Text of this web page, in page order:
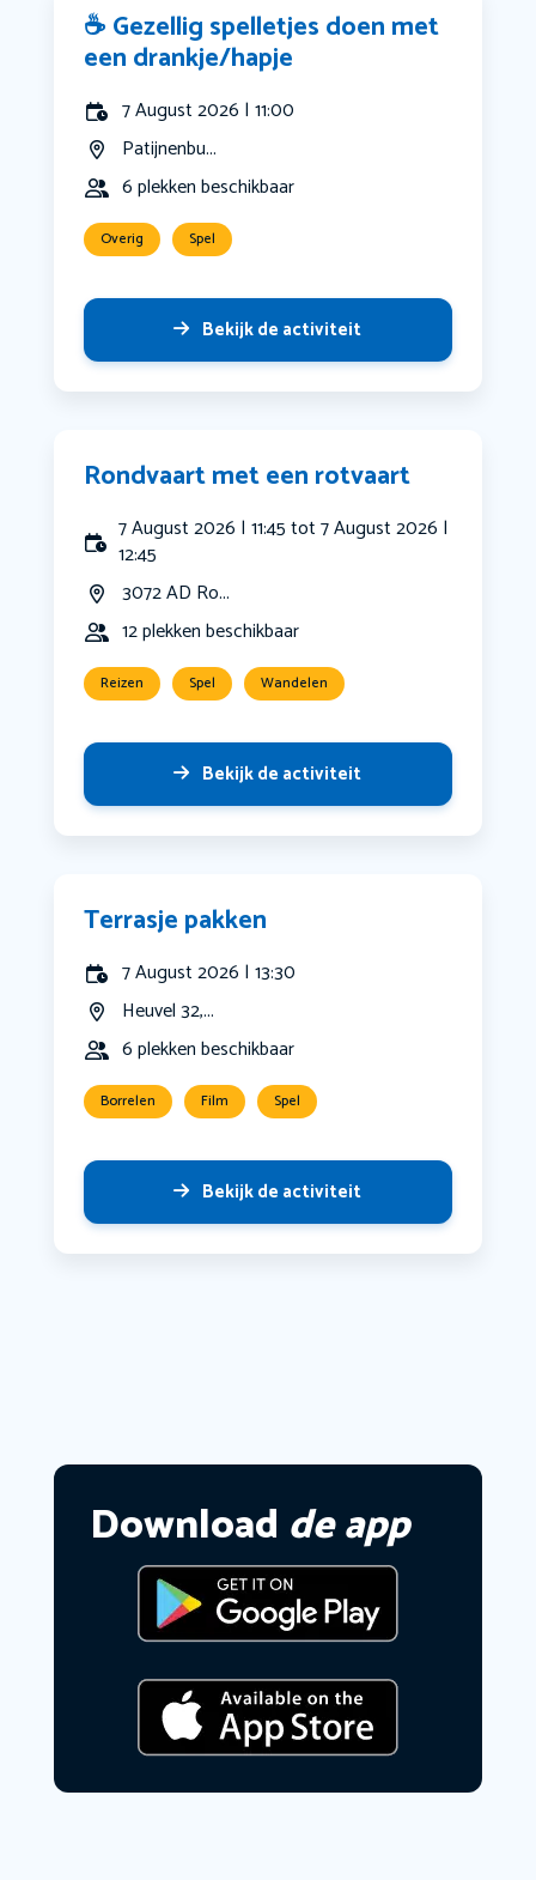
☕ Gezellig spelletjes doen met
een drankje/hapje
7 August 2026 | 11:00
Patijnenbu...
6 plekken beschikbaar
Overig Spel
Bekijk de activiteit
Rondvaart met een rotvaart
7 August 2026 | 11:45 tot 7 August 2026 |
12:45
3072 AD Ro...
12 plekken beschikbaar
Reizen Spel Wandelen
Bekijk de activiteit
Terrasje pakken
7 August 2026 | 13:30
Heuvel 32,...
6 plekken beschikbaar
Borrelen Film Spel
Bekijk de activiteit
Download de app